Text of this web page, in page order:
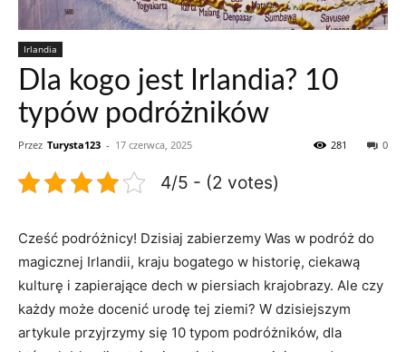
Irlandia
Dla kogo jest Irlandia? 10
typów podróżników
Przez Turysta123 - 17 czerwca, 2025 0
281
4/5 - (2 votes)
Cześć podróżnicy! Dzisiaj zabierzemy ‍Was w podróż do
magicznej Irlandii, kraju bogatego w historię, ​ciekawą
kulturę i zapierające ‍dech w ⁣piersiach krajobrazy. ⁢Ale ⁢czy
każdy‌ może docenić urodę tej ziemi? W dzisiejszym
artykule przyjrzymy się 10 typom ‌podróżników, dla